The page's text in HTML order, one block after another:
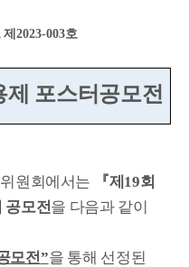
2023-003호
제 포스터공모전
원회에서는 『제 19회
공모전을 다음과 같이
모전”을 통해 선정된